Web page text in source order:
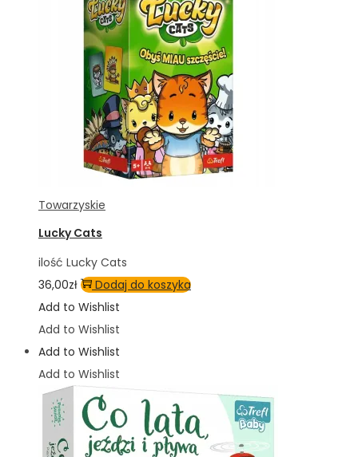
Towarzyskie
Lucky Cats
ilość Lucky Cats
36,00zł
Dodaj do koszyka
Add to Wishlist
Add to Wishlist
Add to Wishlist
Add to Wishlist